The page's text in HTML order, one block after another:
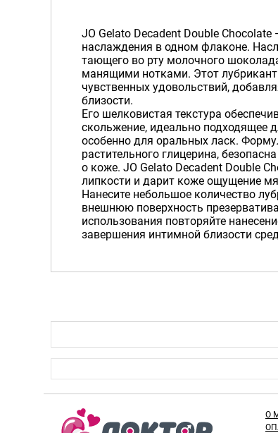
JO Gelato Decadent Double
наслаждения в одном флаконе.
тающего во рту молочного
манящими нотками. Этот
чувственных удовольствий,
близости.
Его шелковистая текстура
скольжение, идеально подходящее
особенно для оральных ласк.
растительного глицерина,
о коже. JO Gelato Decadent Double
липкости и дарит коже ощущение
Нанесите небольшое количество
внешнюю поверхность
использования повторяйте
завершения интимной близости
О